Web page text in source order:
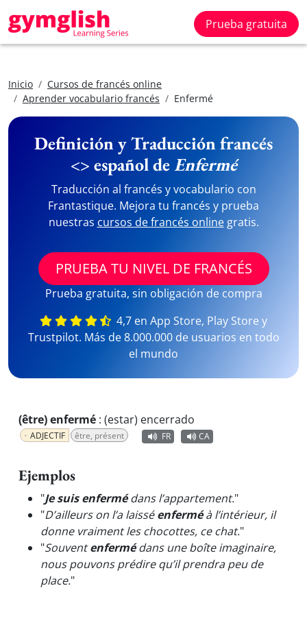
Prueba gratuita
Inicio
Cursos de francés online
Aprender vocabulario francés
Enfermé
Definición y Traducción francés
<> español deEnfermé
Traducción al francés y vocabulario con
Frantastique. Mejora tu francés y prueba
nuestras cursos de francés onlinegratis.
PRUEBA TU NIVEL DE FRANCÉS
Prueba gratuita, sin obligación de compra
4,7 en App Store, Play Store y
Trustpilot. Más de 8.000.000 de usuarios en todo
el mundo
(être) enfermé : (estar) encerrado
ADJECTIF être, présent FR CA
Ejemplos
"Je suis enfermédans l’appartement."
"D’ailleurs on l’a laisséenferméà l’intérieur, il
donne vraiment les chocottes, ce chat."
"Souventenfermédans une boîte imaginaire,
nous pouvons prédire qu’il prendra peu de
place."